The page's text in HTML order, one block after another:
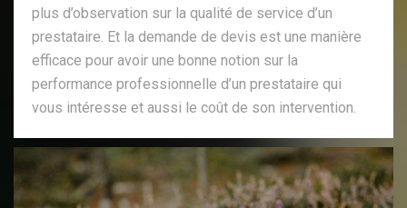
plus d’observation sur la qualité de service d’un
prestataire. Et la demande de devis est une manière
efficace pour avoir une bonne notion sur la
performance professionnelle d’un prestataire qui
vous intéresse et aussi le coût de son intervention.